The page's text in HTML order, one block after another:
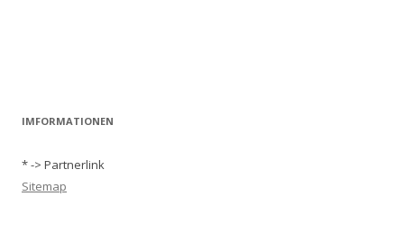
IMFORMATIONEN
* -> Partnerlink
Sitemap